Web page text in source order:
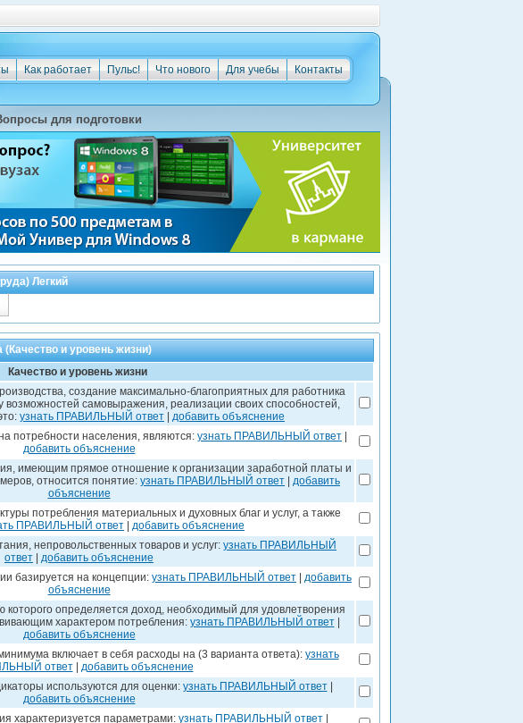
Контакты
Для учебы
Что нового
Пульс!
Как работает
для подготовки
Легкий
и уровень жизни)
Качество и уровень жизни
создание максимально-благоприятных для работника
возможностей самовыражения, реализации своих способностей,
узнать ПРАВИЛЬНЫЙ ответ добавить объяснение
потребности населения, являются: узнать ПРАВИЛЬНЫЙ ответ
добавить объяснение
имеющим прямое отношение к организации заработной платы и
относится понятие: узнать ПРАВИЛЬНЫЙ ответ
добавить
объяснение
потребления материальных и духовных благ и услуг, а также
ПРАВИЛЬНЫЙ ответ добавить объяснение
непровольственных товаров и услуг: узнать ПРАВИЛЬНЫЙ
ответ
добавить объяснение
базируется на концепции: узнать ПРАВИЛЬНЫЙ ответ
добавить
объяснение
определяется доход, необходимый для удовлетворения
характером потребления: узнать ПРАВИЛЬНЫЙ ответ|
добавить объяснение
включает в себя расходы на (3 варианта ответа): узнать
ответ| добавить объяснение
используются для оценки: узнать ПРАВИЛЬНЫЙ ответ|
добавить объяснение
характеризуется параметрами: узнать ПРАВИЛЬНЫЙ ответ